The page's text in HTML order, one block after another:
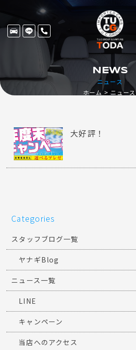
ニュース
NEWS
ホーム ニュース
大好評！
Categories
スタッフブログ一覧
ヤナギBlog
ニュース一覧
LINE
キャンペーン
当店へのアクセス